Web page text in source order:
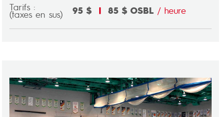
Tarifs :
(taxes en sus) 95 $ | 85 $ OSBL / heure